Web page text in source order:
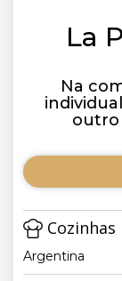
La
Na
outro
Cozinhas
Argentina